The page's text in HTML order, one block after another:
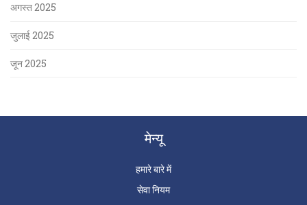
अगस्त 2025
जुलाई 2025
जून 2025
मेन्यू
हमारे बारे में
सेवा नियम